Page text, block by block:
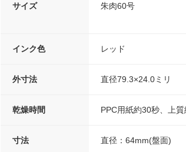
サイズ 朱肉60号
インク色 レッド
外寸法 直径79.3×24.0ミリ
乾燥時間 PPC用紙約30秒、上
寸法 直径：64mm(盤面)